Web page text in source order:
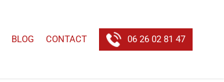
BLOG CONTACT 06 26 02 81 47